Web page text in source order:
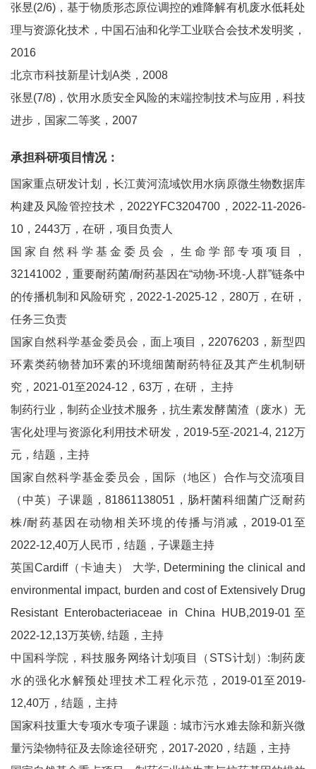
张昱(2/6)，基于物质形态原位调控的难降解有机废水低耗处
理与资源化技术，中国石油和化学工业联合会技术发明奖，
2016
北京市科技新星计划A类，2008
张昱(7/8)，饮用水质安全风险的末端控制技术与应用，科技
进步，国家二等奖，2007
承担科研项目情况：
国家重点研发计划，长江黄河流域饮用水病原微生物数据库
构建及风险管控技术，2022YFC3204700，2022-11-2026-
10，2443万，在研，项目负责人
国家自然科学基金委员会，生命学部专项项目，
32141002，重要耐药菌/耐药基因在“动物-环境-人群”链条中
的传播机制和风险研究，2022-1-2025-12，280万，在研，
任务三负责
国家自然科学基金委员会，面上项目，22076203，新型四
环素类药物替加环素的环境细菌耐药特征及其产生机制研
究，2021-01至2024-12，63万，在研， 主持
制药行业，制药企业技术服务，抗生素发酵菌渣（废水）无
害化处理与资源化利用技术研发，2019-5至-2021-4, 212万
元，结题，主持
国家自然科学基金委员会，国际（地区）合作与交流项目
（中英）子课题，81861138051，肠杆菌科细菌广泛耐药
株/耐药基因在动物相关环境的传播与消减，2019-01至
2022-12,40万人民币，结题，子课题主持
英国Cardiff（卡迪夫） 大学, Determining the clinical and
environmental impact, burden and cost of Extensively Drug
Resistant Enterobacteriaceae in China HUB,2019-01至
2022-12,13万英镑, 结题，主持
中国科学院，科技服务网络计划项目（STS计划）:制药废
水的强化水解预处理技术工程化示范，2019-01至2019-
12,40万，结题，主持
国家科技重大专项水专项子课题：城市污水难去除和新兴微
量污染物特征及去除途径研究，2017-2020，结题，主持